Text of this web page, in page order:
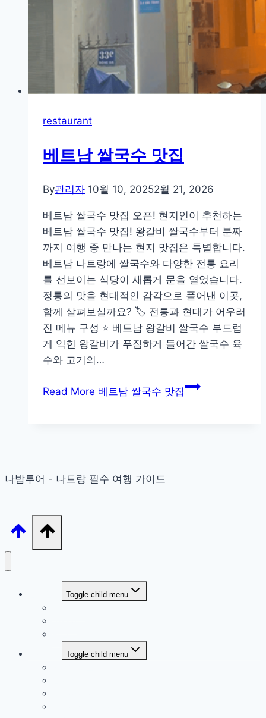
restaurant
베트남 쌀국수 맛집
By관리자 10월 10, 20252월 21, 2026
베트남 쌀국수 맛집 오픈! 현지인이 추천하는
베트남 쌀국수 맛집! 왕갈비 쌀국수부터 분짜
까지 여행 중 만나는 현지 맛집은 특별합니다.
베트남 나트랑에 쌀국수와 다양한 전통 요리
를 선보이는 식당이 새롭게 문을 열었습니다.
정통의 맛을 현대적인 감각으로 풀어낸 이곳,
함께 살펴보실까요? 🏷️ 전통과 현대가 어우러
진 메뉴 구성 ⭐ 베트남 왕갈비 쌀국수 부드럽
게 익힌 왕갈비가 푸짐하게 들어간 쌀국수 육
수와 고기의…
Read More 베트남 쌀국수 맛집
나밤투어 - 나트랑 필수 여행 가이드
Toggle child menu
Toggle child menu